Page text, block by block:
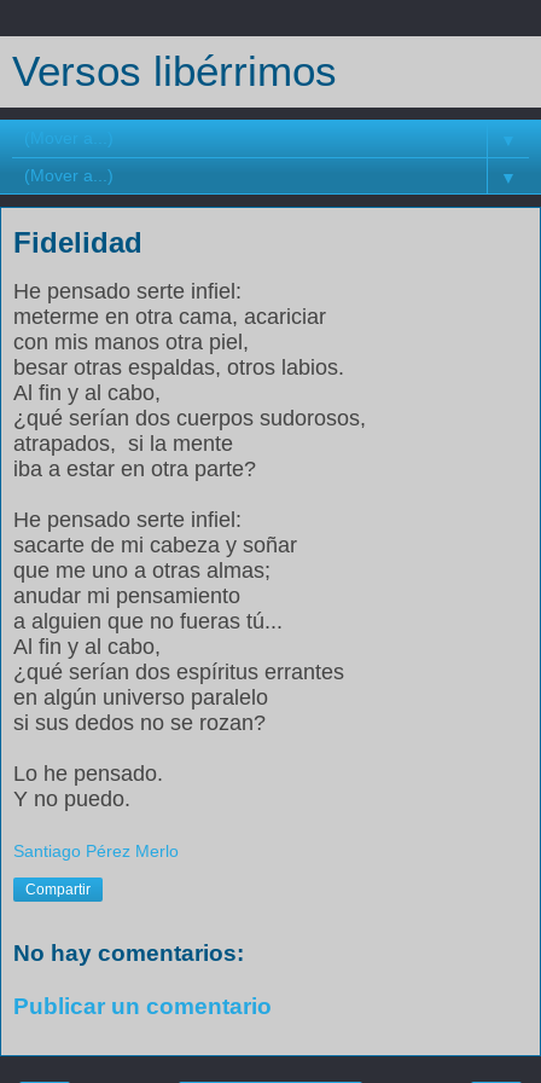
Versos libérrimos
▼
▼
Fidelidad
He pensado serte infiel:
meterme en otra cama, acariciar
con mis manos otra piel,
besar otras espaldas, otros labios.
Al fin y al cabo,
¿qué serían dos cuerpos sudorosos,
atrapados, si la mente
iba a estar en otra parte?
He pensado serte infiel:
sacarte de mi cabeza y soñar
que me uno a otras almas;
anudar mi pensamiento
a alguien que no fueras tú...
Al fin y al cabo,
¿qué serían dos espíritus errantes
en algún universo paralelo
si sus dedos no se rozan?
Lo he pensado.
Y no puedo.
Santiago Pérez Merlo
Compartir
No hay comentarios:
Publicar un comentario